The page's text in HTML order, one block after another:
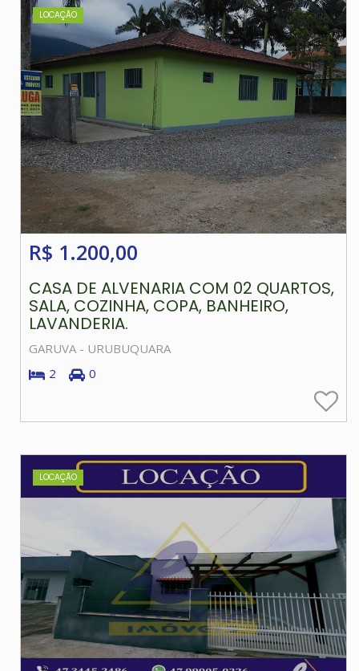
LOCAÇÃO
R$ 1.200,00
CASA DE ALVENARIA COM 02 QUARTOS,
SALA, COZINHA, COPA, BANHEIRO,
LAVANDERIA.
GARUVA - URUBUQUARA
2
0
LOCAÇÃO